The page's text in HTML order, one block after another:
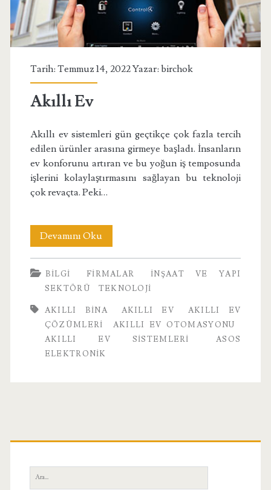
Tarih: Temmuz 14, 2022 Yazar: birchok
Akıllı Ev
Akıllı ev sistemleri gün geçtikçe çok fazla tercih
edilen ürünler arasına girmeye başladı. İnsanların
ev konforunu artıran ve bu yoğun iş temposunda
işlerini kolaylaştırmasını sağlayan bu teknoloji
çok revaçta. Peki…
Devamını OkuAkıllı
Ev
BILGI FIRMALAR
İNŞAAT VE YAPI
SEKTÖRÜ
TEKNOLOJI
AKILLI BINA AKILLI EV
AKILLI EV
ÇÖZÜMLERI
AKILLI EV OTOMASYONU
AKILLI EV SISTEMLERI
ASOS
ELEKTRONIK
Birincil
Yan
Ara: